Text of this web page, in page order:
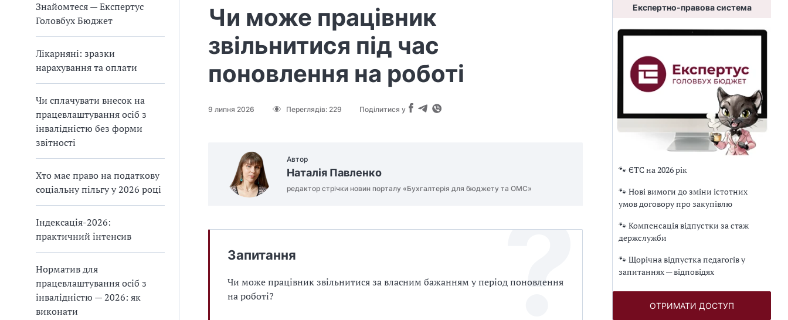
Знайомтеся — Експертус
Головбух Бюджет
Лікарняні: зразки
нарахування та оплати
Чи сплачувати внесок на
працевлаштування осіб з
інвалідністю без форми
звітності
Хто має право на податкову
соціальну пільгу у 2026 році
Індексація-2026:
практичний інтенсив
Норматив для
працевлаштування осіб з
інвалідністю — 2026: як
виконати
Чи може працівник
звільнитися під час
поновлення на роботі
9 липня 2026 Переглядів: 229 Поділитися у
Автор
Наталія Павленко
редактор стрічки новин порталу «Бухгалтерія для бюджету та ОМС»
Запитання
Чи може працівник звільнитися за власним бажанням у період поновлення
на роботі?
Експертно-правова система
🐾 ЄТС на 2026 рік
🐾 Нові вимоги до зміни істотних
умов договору про закупівлю
🐾 Компенсація відпустки за стаж
держслужби
🐾 Щорічна відпустка педагогів у
запитаннях — відповідях
ОТРИМАТИ ДОСТУП